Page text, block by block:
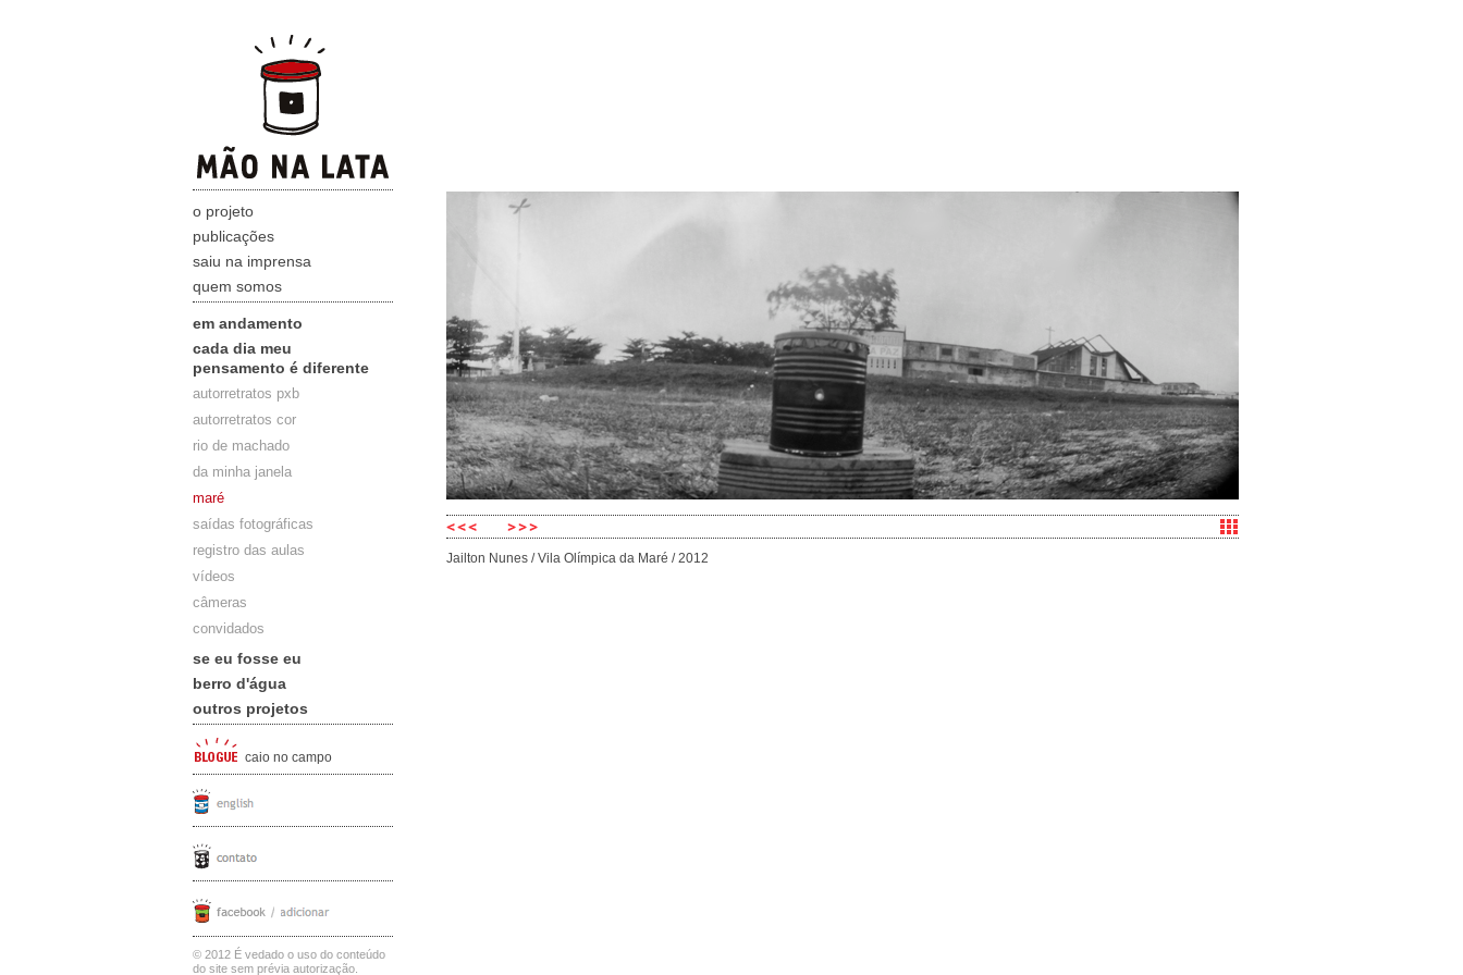
o projeto
publicações
saiu na imprensa
quem somos
em andamento
cada dia meu
pensamento é diferente
autorretratos pxb
autorretratos cor
rio de machado
da minha janela
maré
saídas fotográficas
registro das aulas
vídeos
câmeras
convidados
se eu fosse eu
berro d'água
outros projetos
caio no campo
© 2012 É vedado o uso do conteúdo
do site sem prévia autorização.
Jailton Nunes / Vila Olímpica da Maré / 2012